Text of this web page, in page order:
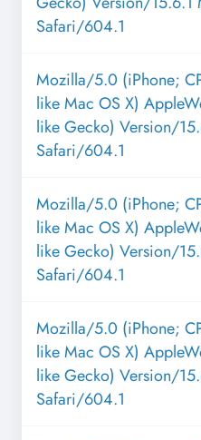
Safari/604.1
Mozilla/5.0 (iPhone;
like Mac OS X)
like Gecko) Version/
Safari/604.1
Mozilla/5.0 (iPhone;
like Mac OS X)
like Gecko) Version/
Safari/604.1
Mozilla/5.0 (iPhone;
like Mac OS X)
like Gecko) Version/
Safari/604.1